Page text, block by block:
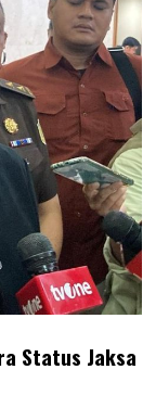
Status Jaksa